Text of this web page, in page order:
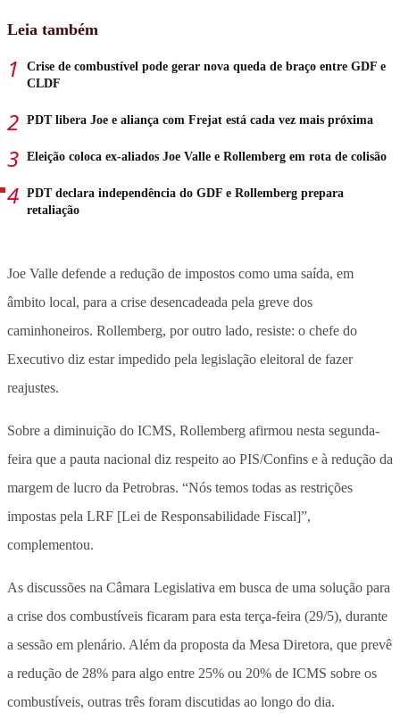
Leia também
Crise de combustível pode gerar nova queda de braço entre GDF e
CLDF
PDT libera Joe e aliança com Frejat está cada vez mais próxima
Eleição coloca ex-aliados Joe Valle e Rollemberg em rota de colisão
PDT declara independência do GDF e Rollemberg prepara
retaliação
Joe Valle defende a redução de impostos como uma saída, em
âmbito local, para a crise desencadeada pela greve dos
caminhoneiros. Rollemberg, por outro lado, resiste: o chefe do
Executivo diz estar impedido pela legislação eleitoral de fazer
reajustes.
Sobre a diminuição do ICMS, Rollemberg afirmou nesta segunda-
feira que a pauta nacional diz respeito ao PIS/Confins e à redução da
margem de lucro da Petrobras. “Nós temos todas as restrições
impostas pela LRF [Lei de Responsabilidade Fiscal]”,
complementou.
As discussões na Câmara Legislativa em busca de uma solução para
a crise dos combustíveis ficaram para esta terça-feira (29/5), durante
a sessão em plenário. Além da proposta da Mesa Diretora, que prevê
a redução de 28% para algo entre 25% ou 20% de ICMS sobre os
combustíveis, outras três foram discutidas ao longo do dia.